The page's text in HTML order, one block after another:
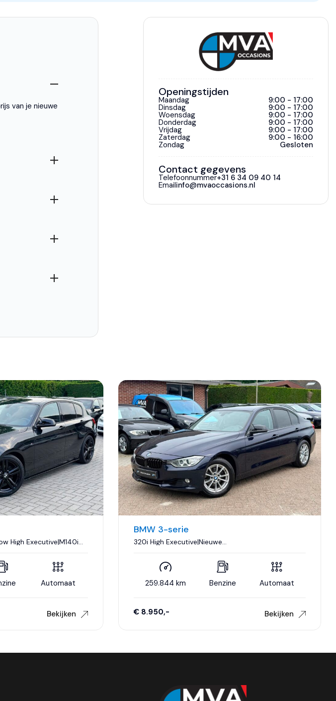
van je nieuwe
Openingstijden
Maandag 9:00 - 17:00
Dinsdag 9:00 - 17:00
Woensdag 9:00 - 17:00
Donderdag 9:00 - 17:00
Vrijdag 9:00 - 17:00
Zaterdag 9:00 - 16:00
Zondag Gesloten
Contact gegevens
Telefoonnummer+31 6 34 09 40 14
Emailinfo@mvaoccasions.nl
High Executive|M140i
Automaat
Bekijken
BMW 3-serie
320i High Executive|Nieuwe
259.844 km Benzine Automaat
€ 8.950,- Bekijken